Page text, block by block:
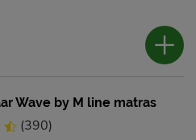
Wave by M line matras
(390)